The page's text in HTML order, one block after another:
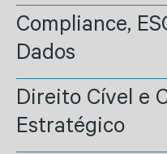
Compliance,
Dados
Direito Cível e
Estratégico